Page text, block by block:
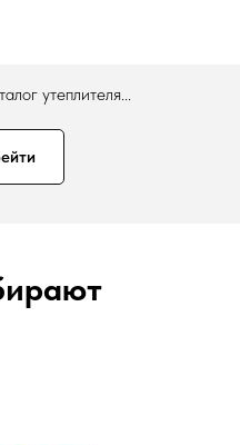
утеплителя...